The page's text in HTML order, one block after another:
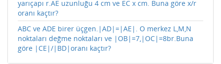
yarıçapı r.AE uzunluğu 4 cm ve EC x cm. Buna göre x/r
oranı kaçtır?
ABC ve ADE birer üçgen.|AD|=|AE|. O merkez L,M,N
noktaları değme noktaları ve |OB|=7,|OC|=8br.Buna
göre |CE|/|BD|oranı kaçtır?